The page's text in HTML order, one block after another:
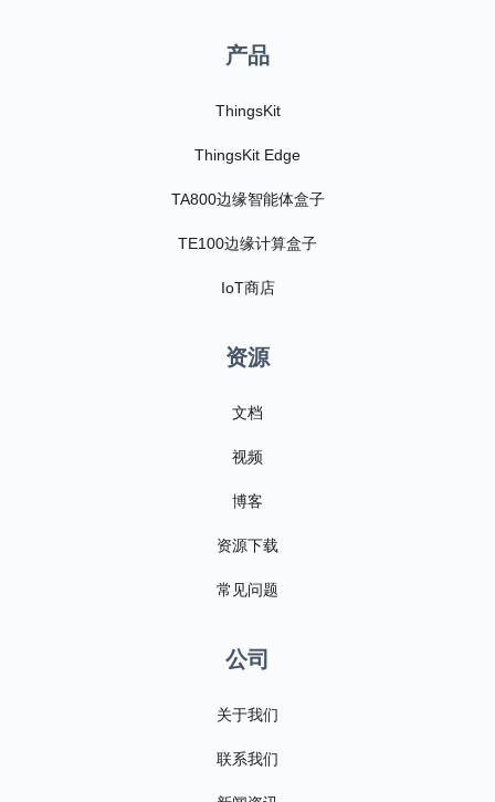
产品
ThingsKit
ThingsKit Edge
TA800边缘智能体盒子
TE100边缘计算盒子
IoT商店
资源
文档
视频
博客
资源下载
常见问题
公司
关于我们
联系我们